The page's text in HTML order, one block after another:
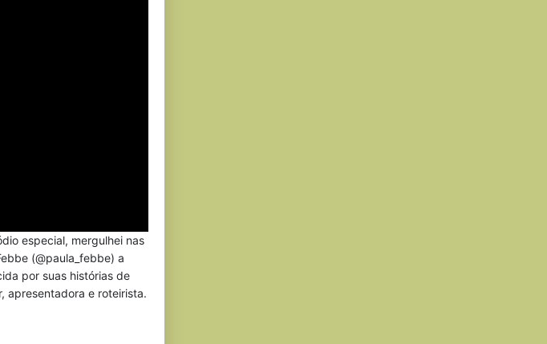
especial, mergulhei nas
(@paula_febbe) a
por suas histórias de
apresentadora e roteirista.